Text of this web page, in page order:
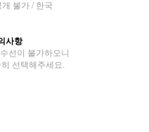
불가 / 한국
사항
선이 불가하오니
선택해주세요.